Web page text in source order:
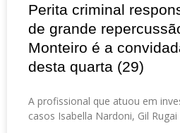
Perita criminal
de grande
Monteiro é a
desta quarta (29)
A profissional que atuou em
casos Isabella Nardoni, Gil Rugai